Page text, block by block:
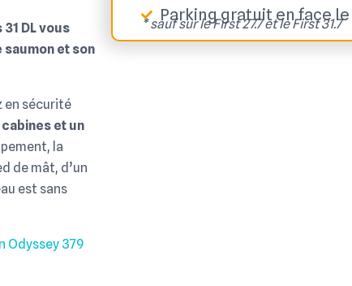
31 DL vous
et son
en sécurité
et un
la
de mât, d’un
est sans
Odyssey 379
Parking gratuit en face
* sauf sur le First 27.7 et le First 31.7